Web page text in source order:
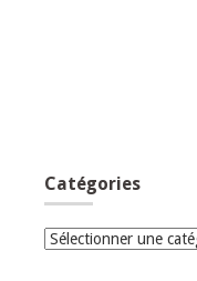
Catégories
Catégories